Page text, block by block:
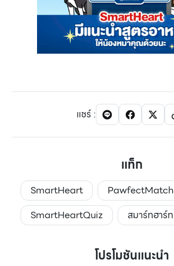
แชร์:
แท็ก
SmartHeart
PawfectMatch
SmartHeartQuiz
สมาร์ทฮาร์ท
โปรโมชันแนะนำ